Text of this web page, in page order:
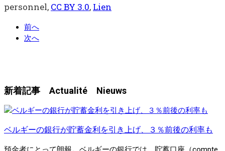
personnel, CC BY 3.0, Lien
前へ
次へ
新着記事 Actualité Nieuws
ベルギーの銀行が貯蓄金利を引き上げ、３％前後の利率も